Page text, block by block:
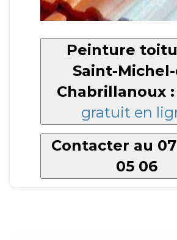
Peinture
Saint-
Chabrillanoux :
gratuit en
Contacter au
05 06